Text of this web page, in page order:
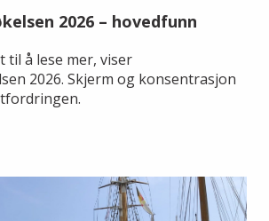
2026 – hovedfunn
til å lese mer, viser
2026. Skjerm og konsentrasjon